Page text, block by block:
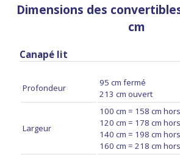
Dimensions des
cm
Canapé lit
Profondeur
95 cm fermé
213 cm ouvert
Largeur
100 cm = 158 cm
120 cm = 178 cm
140 cm = 198 cm
160 cm = 218 cm